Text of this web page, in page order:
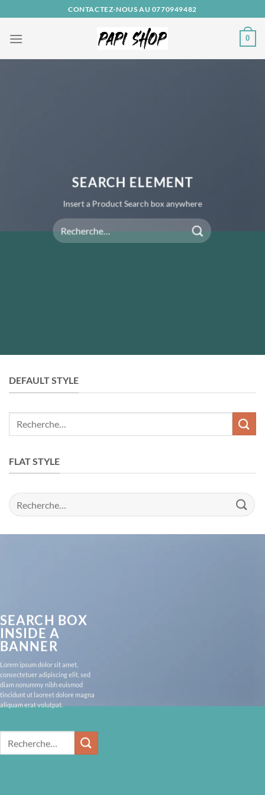
au
contenu
CONTACTEZ-NOUS AU 0770949482
0
SEARCH ELEMENT
Insert a Product Search box anywhere
Recherche
pour :
DEFAULT STYLE
FLAT STYLE
Recherche
pour :
SEARCH BOX
INSIDE A
BANNER
Lorem ipsum dolor sit amet,
consectetuer adipiscing elit, sed
diam nonummy nibh euismod
tincidunt ut laoreet dolore magna
aliquam erat volutpat.